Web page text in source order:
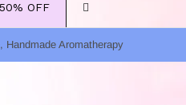
OFF
Handmade Aromatherapy